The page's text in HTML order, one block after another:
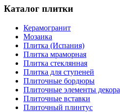
Каталог плитки
Керамогранит
Мозаика
Плитка (Испания)
Плитка мраморная
Плитка стеклянная
Плитка для ступеней
Плиточные бордюры
Плиточные элементы декора
Плиточные вставки
Плиточный плинтус